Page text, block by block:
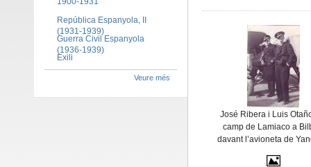
José Ribera i Luis
camp de Lamiaco a
davant l’avioneta de
República Espanyola, II
(1931-1939)
Guerra Civil Espanyola
(1936-1939)
Exili
Veure més